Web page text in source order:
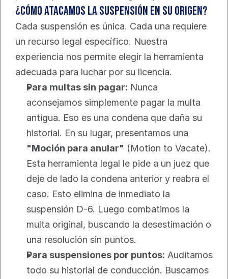
¿Cómo atacamos la suspensión en su origen?
Cada suspensión es única. Cada una requiere
un recurso legal específico. Nuestra
experiencia nos permite elegir la herramienta
adecuada para luchar por su licencia.
Para multas sin pagar: Nunca
aconsejamos simplemente pagar la multa
antigua. Eso es una condena que daña su
"Moción para anular" (Motion to Vacate).
Esta herramienta legal le pide a un juez que
deje de lado la condena anterior y reabra el
caso. Esto elimina de inmediato la
suspensión D-6. Luego combatimos la
multa original, buscando la desestimación o
una resolución sin puntos.
Para suspensiones por puntos: Auditamos
todo su historial de conducción. Buscamos